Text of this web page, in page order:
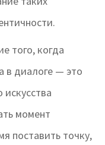
того, когда
в диалоге — это
искусства
момент
поставить точку,